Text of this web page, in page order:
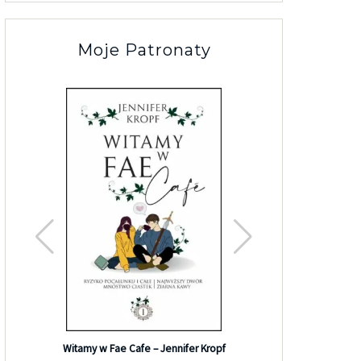
Moje Patronaty
Witamy w Fae Cafe – Jennifer Kropf